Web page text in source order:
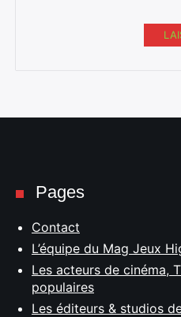
Pages
Contact
L’équipe du Mag Jeux
Les acteurs de cinéma,
populaires
Les éditeurs & studios